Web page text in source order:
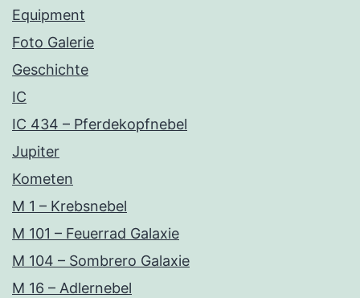
Equipment
Foto Galerie
Geschichte
IC
IC 434 – Pferdekopfnebel
Jupiter
Kometen
M 1 – Krebsnebel
M 101 – Feuerrad Galaxie
M 104 – Sombrero Galaxie
M 16 – Adlernebel